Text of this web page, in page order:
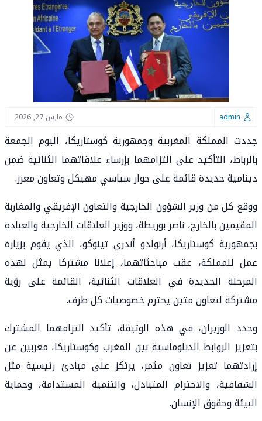
admin مارس 27, 2026
جددت المملكة المغربية وجمهورية كوستاريكا، اليوم الجمعة
بالرباط، التأكيد على التزامهما بإرساء علاقاتهما الثنائية ضمن
دينامية جديدة قائمة على حوار سياسي مهيكل وتعاون معزز.
ووقع كل من وزير الشؤون الخارجية والتعاون الإفريقي والمغاربة
المقيمين بالخارج، ناصر بوريطة، ووزير العلاقات الخارجية والعبادة
بجمهورية كوستاريكا، أرنولدو أندري تينوكو، الذي يقوم بزيارة
عمل للمملكة، عقب مباحثاتهما، إعلانا مشتركا يمثل لهذه
المرحلة الجديدة في العلاقات الثنائية، القائمة على رؤية
مشتركة لتعاون متين يحترم خصوصيات كل طرف.
وجدد الوزيران، في هذه الوثيقة، تأكيد التزامهما المشترك
بتعزيز الروابط الدبلوماسية بين المغرب وكوستاريكا، معربين عن
إرادتهما تعزيز تعاون مثمر، يرتكز على مبادئ رئيسية مثل
الشفافية، والاحترام المتبادل، والتنمية المستدامة، وحماية
البيئة وحقوق الإنسان.